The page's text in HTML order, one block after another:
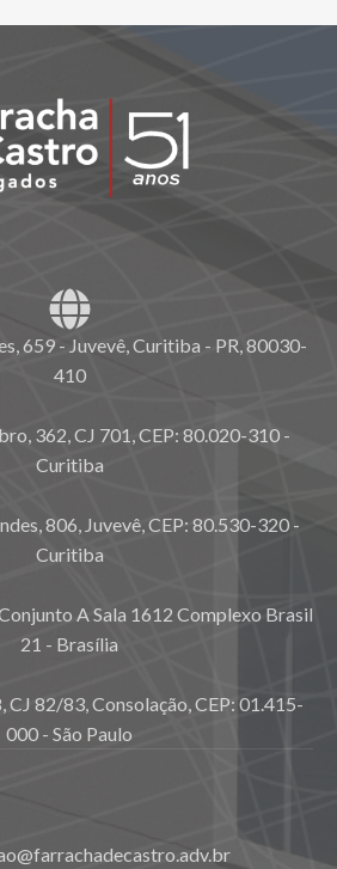
659 - Juvevê, Curitiba - PR, 80030-
410
362, CJ 701, CEP: 80.020-310 -
Curitiba
806, Juvevê, CEP: 80.530-320 -
Curitiba
A Sala 1612 Complexo Brasil
21 - Brasília
CJ 82/83, Consolação, CEP: 01.415-
000 - São Paulo